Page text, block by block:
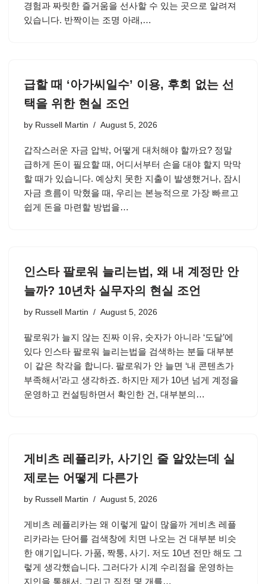
경험과 짜릿한 즐거움을 선사할 수 있는 곳으로 알려져
있습니다. 반짝이는 조명 아래,…
급할 때 ‘아가씨일수’ 이용, 후회 없는 선
택을 위한 현실 조언
by Russell Martin August 5, 2026
갑작스러운 자금 압박, 어떻게 대처해야 할까요? 정말
급하게 돈이 필요할 때, 어디서부터 손을 대야 할지 막막
할 때가 있습니다. 예상치 못한 지출이 발생했거나, 잠시
자금 흐름이 막혔을 때, 우리는 본능적으로 가장 빠르고
쉽게 돈을 마련할 방법을…
인스타 팔로워 늘리는법, 왜 내 계정만 안
늘까? 10년차 실무자의 현실 조언
by Russell Martin August 5, 2026
팔로워가 늘지 않는 진짜 이유, 숫자가 아니라 ‘도달’에
있다 인스타 팔로워 늘리는법을 검색하는 분들 대부분
이 같은 착각을 합니다. 팔로워가 안 늘면 ‘내 콘텐츠가
부족해서’라고 생각하죠. 하지만 제가 10년 넘게 계정을
운영하고 컨설팅하면서 확인한 건, 대부분의…
게비츠 레플리카, 사기인 줄 알았는데 실
제로는 어떻게 다른가
by Russell Martin August 5, 2026
게비츠 레플리카는 왜 이렇게 말이 많을까 게비츠 레플
리카라는 단어를 검색창에 치면 나오는 건 대부분 비슷
한 얘기입니다. 가품, 짝퉁, 사기. 저도 10년 전만 해도 그
렇게 생각했습니다. 그러다가 시계 수리점을 운영하는
지인을 통해서, 그리고 직접 몇 개를…